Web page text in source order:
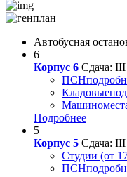
Автобусная
6
Корпус 6 Сдача:
ПСН
Кладовые
Подробнее
5
Корпус 5 Сдача:
Студии (от
ПСН